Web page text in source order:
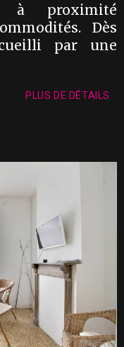
à proximité
Dès
par une
PLUS DE DÉTAILS